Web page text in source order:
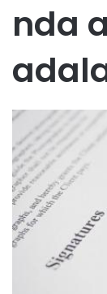
nda